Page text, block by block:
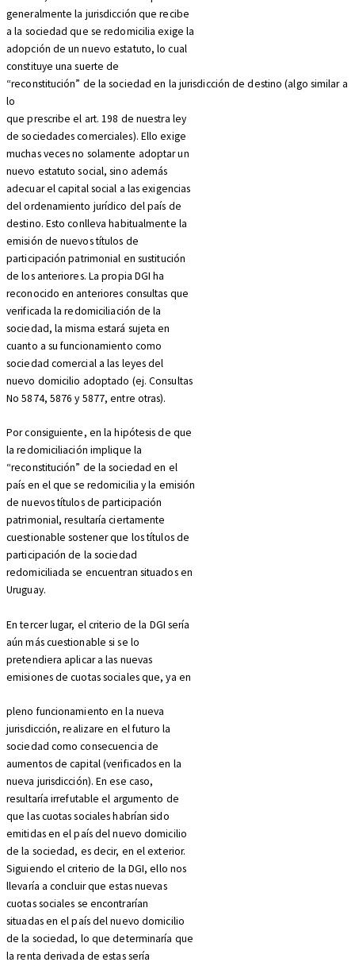
generalmente la jurisdicción que recibe
a la sociedad que se redomicilia exige la
adopción de un nuevo estatuto, lo cual
constituye una suerte de
“reconstitución” de la sociedad en la jurisdicción de destino (algo similar a
lo
que prescribe el art. 198 de nuestra ley
de sociedades comerciales). Ello exige
muchas veces no solamente adoptar un
nuevo estatuto social, sino además
adecuar el capital social a las exigencias
del ordenamiento jurídico del país de
destino. Esto conlleva habitualmente la
emisión de nuevos títulos de
participación patrimonial en sustitución
de los anteriores. La propia DGI ha
reconocido en anteriores consultas que
verificada la redomiciliación de la
sociedad, la misma estará sujeta en
cuanto a su funcionamiento como
sociedad comercial a las leyes del
nuevo domicilio adoptado (ej. Consultas
No 5874, 5876 y 5877, entre otras).
Por consiguiente, en la hipótesis de que
la redomiciliación implique la
“reconstitución” de la sociedad en el
país en el que se redomicilia y la emisión
de nuevos títulos de participación
patrimonial, resultaría ciertamente
cuestionable sostener que los títulos de
participación de la sociedad
redomiciliada se encuentran situados en
Uruguay.
En tercer lugar, el criterio de la DGI sería
aún más cuestionable si se lo
pretendiera aplicar a las nuevas
emisiones de cuotas sociales que, ya en
pleno funcionamiento en la nueva
jurisdicción, realizare en el futuro la
sociedad como consecuencia de
aumentos de capital (verificados en la
nueva jurisdicción). En ese caso,
resultaría irrefutable el argumento de
que las cuotas sociales habrían sido
emitidas en el país del nuevo domicilio
de la sociedad, es decir, en el exterior.
Siguiendo el criterio de la DGI, ello nos
llevaría a concluir que estas nuevas
cuotas sociales se encontrarían
situadas en el país del nuevo domicilio
de la sociedad, lo que determinaría que
la renta derivada de estas sería